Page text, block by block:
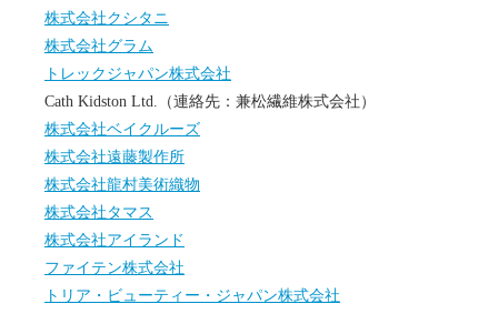
株式会社クシタニ
株式会社グラム
トレックジャパン株式会社
Cath Kidston Ltd.（連絡先：兼松繊維株式会社）
株式会社ベイクルーズ
株式会社遠藤製作所
株式会社龍村美術織物
株式会社タマス
株式会社アイランド
ファイテン株式会社
トリア・ビューティー・ジャパン株式会社